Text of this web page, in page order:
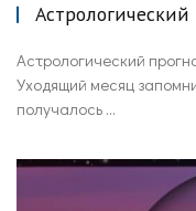
Астрологический
Уходящий месяц
получалось ...